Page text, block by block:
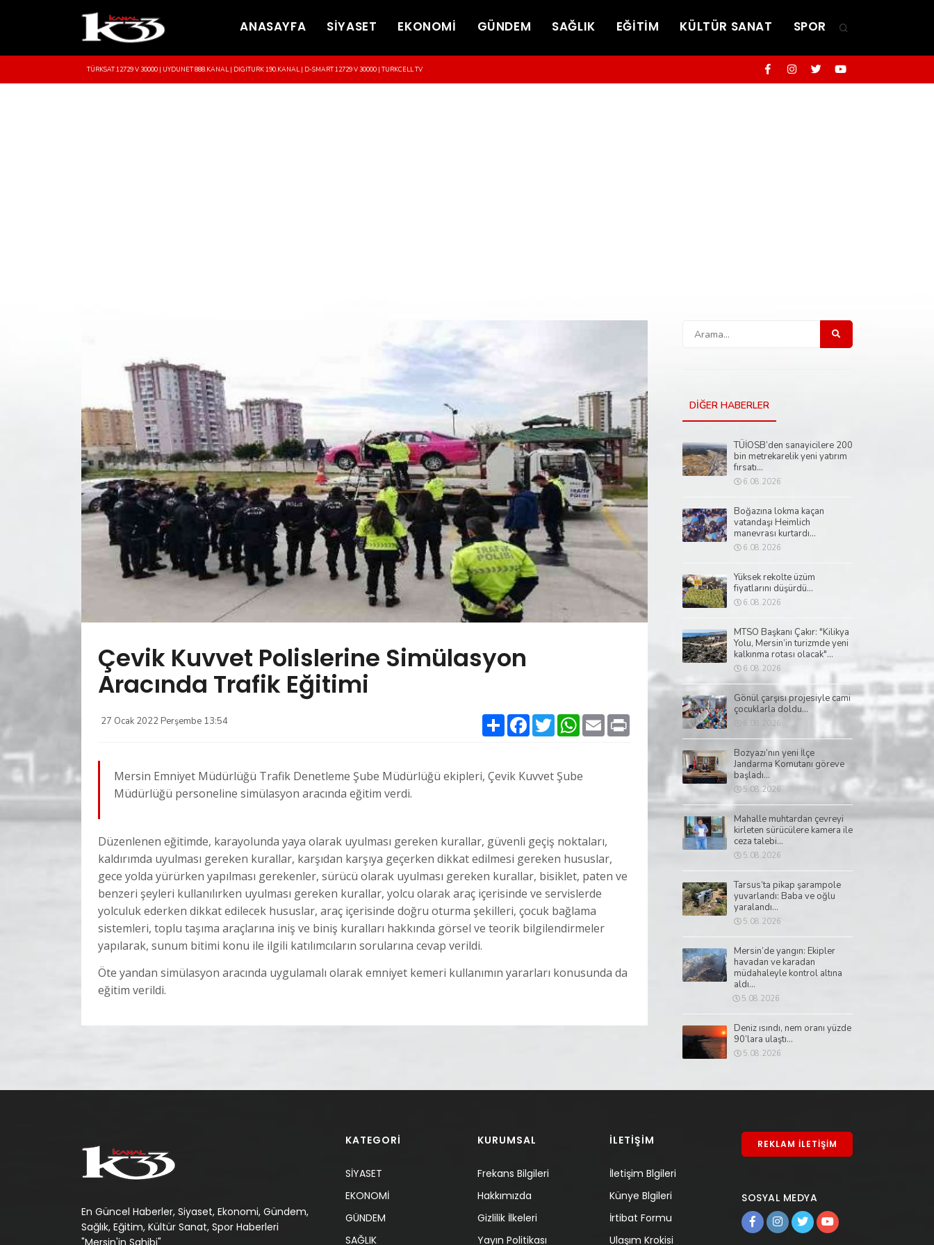
ANASAYFA SİYASET EKONOMİ GÜNDEM SAĞLIK EĞİTİM KÜLTÜR SANAT SPOR
TÜRKSAT 12729 V 30000 | UYDUNET 888.KANAL | DIGITURK 190.KANAL | D-SMART 12729 V 30000 | TURKCELL TV
Çevik Kuvvet Polislerine Simülasyon
Aracında Trafik Eğitimi
27 Ocak 2022 Perşembe 13:54 PaylaşFacebookTwitterWhatsApp
Email
Mersin Emniyet Müdürlüğü Trafik Denetleme Şube Müdürlüğü ekipleri, Çevik Kuvvet Şube
Müdürlüğü personeline simülasyon aracında eğitim verdi.
Düzenlenen eğitimde, karayolunda yaya olarak uyulması gereken kurallar, güvenli geçiş noktaları,
kaldırımda uyulması gereken kurallar, karşıdan karşıya geçerken dikkat edilmesi gereken hususlar,
gece yolda yürürken yapılması gerekenler, sürücü olarak uyulması gereken kurallar, bisiklet, paten ve
benzeri şeyleri kullanılırken uyulması gereken kurallar, yolcu olarak araç içerisinde ve servislerde
yolculuk ederken dikkat edilecek hususlar, araç içerisinde doğru oturma şekilleri, çocuk bağlama
sistemleri, toplu taşıma araçlarına iniş ve biniş kuralları hakkında görsel ve teorik bilgilendirmeler
yapılarak, sunum bitimi konu ile ilgili katılımcıların sorularına cevap verildi.
Öte yandan simülasyon aracında uygulamalı olarak emniyet kemeri kullanımın yararları konusunda da
eğitim verildi.
DİĞER HABERLER
TÜİOSB’den sanayicilere 200
bin metrekarelik yeni yatırım
fırsatı...
6.08.2026
Boğazına lokma kaçan
vatandaşı Heimlich
manevrası kurtardı...
6.08.2026
Yüksek rekolte üzüm
fiyatlarını düşürdü...
6.08.2026
MTSO Başkanı Çakır: "Kilikya
Yolu, Mersin’in turizmde yeni
kalkınma rotası olacak"...
6.08.2026
Gönül çarşısı projesiyle cami
çocuklarla doldu...
6.08.2026
Bozyazı’nın yeni İlçe
Jandarma Komutanı göreve
başladı...
5.08.2026
Mahalle muhtardan çevreyi
kirleten sürücülere kamera ile
ceza talebi...
5.08.2026
Tarsus’ta pikap şarampole
yuvarlandı: Baba ve oğlu
yaralandı...
5.08.2026
Mersin’de yangın: Ekipler
havadan ve karadan
müdahaleyle kontrol altına
aldı...
5.08.2026
Deniz ısındı, nem oranı yüzde
90’lara ulaştı...
5.08.2026
En Güncel Haberler, Siyaset, Ekonomi, Gündem,
Sağlık, Eğitim, Kültür Sanat, Spor Haberleri
"Mersin'in Sahibi"
KATEGORİ
SİYASET
EKONOMİ
GÜNDEM
SAĞLIK
KURUMSAL
Frekans Bilgileri
Hakkımızda
Gizlilik İlkeleri
Yayın Politikası
İLETİŞİM
İletişim Blgileri
Künye Blgileri
İrtibat Formu
Ulaşım Krokisi
REKLAM İLETİŞİM
SOSYAL MEDYA